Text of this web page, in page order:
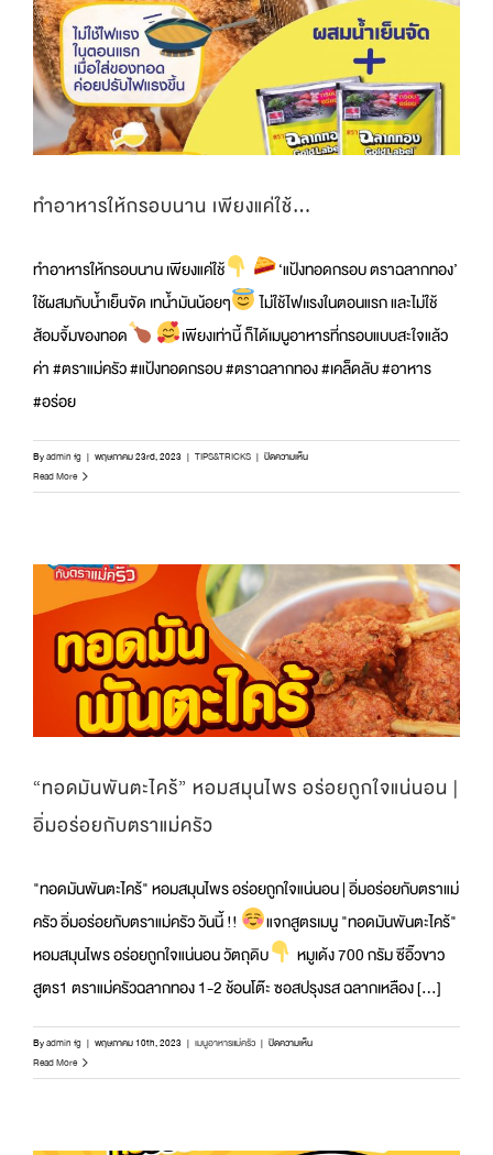
แจ่ว”
|
กับ
ตรา
แม่
ครัว
ทำอาหารให้กรอบนาน เพียงแค่ใช้…
ทำอาหารให้กรอบนาน เพียงแค่ใช้
‘แป้งทอดกรอบ ตราฉลากทอง’
ใช้ผสมกับน้ำเย็นจัด เทน้ำมันน้อยๆ
ไม่ใช้ไฟเเรงในตอนแรก และไม่ใช้
ส้อมจิ้มของทอด
เพียงเท่านี้ ก็ได้เมนูอาหารที่กรอบแบบสะใจแล้ว
ค่า #ตราแม่ครัว #แป้งทอดกรอบ #ตราฉลากทอง #เคล็ดลับ #อาหาร
#อร่อย
Byadmin fg | พฤษภาคม 23rd, 2023 | TIPS&TRICKS | ปิดความเห็นบน
อาหาร
แค่
ใช้…
Read More
“ทอดมันพันตะไคร้” หอมสมุนไพร อร่อยถูกใจแน่นอน |
อิ่มอร่อยกับตราแม่ครัว
"ทอดมันพันตะไคร้" หอมสมุนไพร อร่อยถูกใจแน่นอน | อิ่มอร่อยกับตราแม่
ครัว อิ่มอร่อยกับตราแม่ครัว วันนี้ !!
แจกสูตรเมนู "ทอดมันพันตะไคร้"
หอมสมุนไพร อร่อยถูกใจแน่นอน วัตถุดิบ
หมูเด้ง 700 กรัม ซีอิ๊วขาว
สูตร1 ตราแม่ครัวฉลากทอง 1-2 ช้อนโต๊ะ ซอสปรุงรส ฉลากเหลือง [...]
Byadmin fg | พฤษภาคม 10th, 2023 | เมนูอาหารแม่ครัว | ปิดความเห็นบน
พัน
Read More